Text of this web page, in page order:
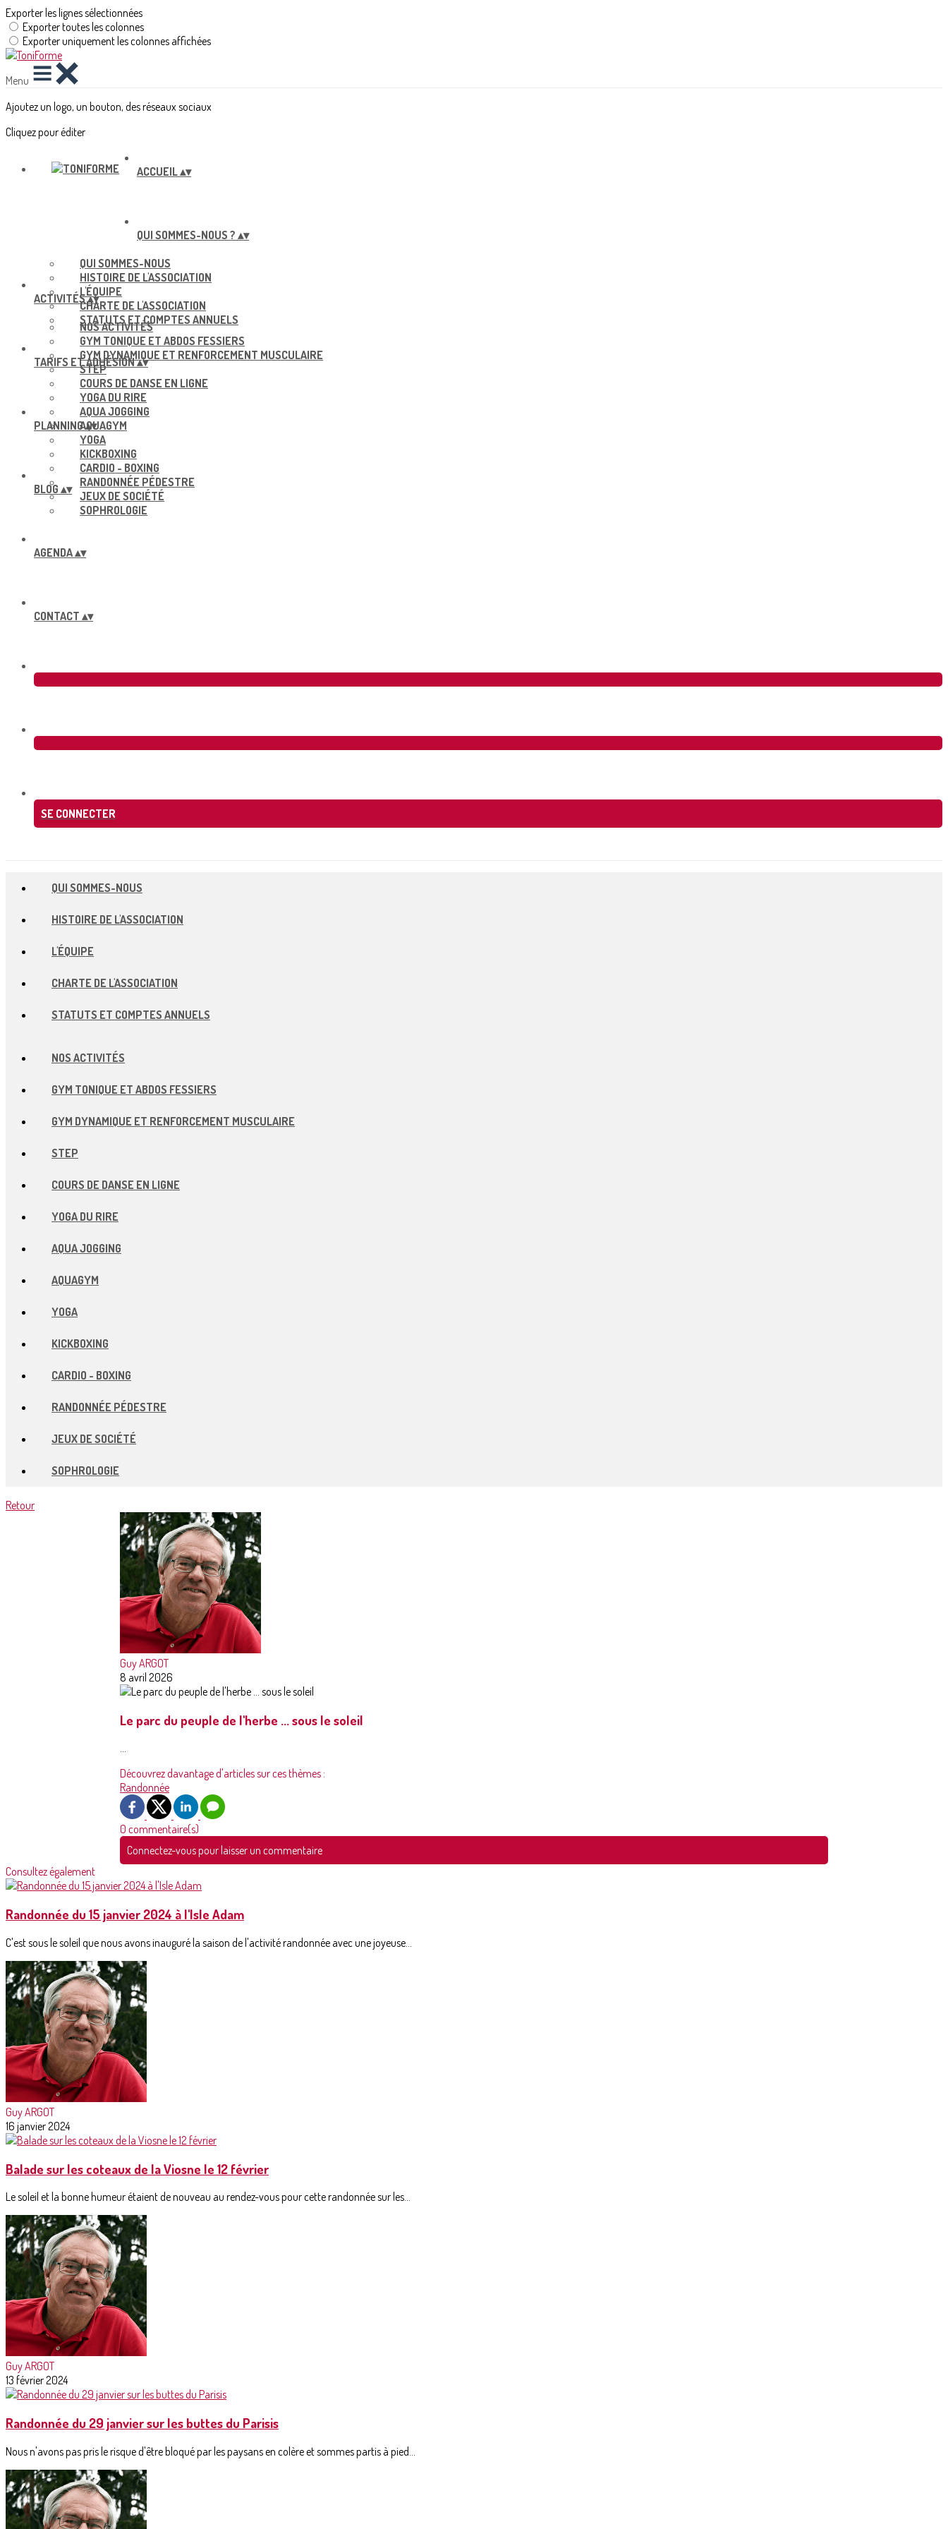
Exporter les lignes sélectionnées
Exporter toutes les colonnes
Exporter uniquement les colonnes affichées
Menu
Ajoutez un logo, un bouton, des réseaux sociaux
Cliquez pour éditer
ACCUEIL▴▾
QUI SOMMES-NOUS ? ▴▾
QUI SOMMES-NOUS
HISTOIRE DE L'ASSOCIATION
L'ÉQUIPE
CHARTE DE L'ASSOCIATION
STATUTS ET COMPTES ANNUELS
ACTIVITÉS▴▾
NOS ACTIVITÉS
GYM TONIQUE ET ABDOS FESSIERS
GYM DYNAMIQUE ET RENFORCEMENT MUSCULAIRE
STEP
COURS DE DANSE EN LIGNE
YOGA DU RIRE
AQUA JOGGING
AQUAGYM
YOGA
KICKBOXING
CARDIO - BOXING
RANDONNÉE PÉDESTRE
JEUX DE SOCIÉTÉ
SOPHROLOGIE
TARIFS ET ADHÉSION▴▾
PLANNING▴▾
BLOG ▴▾
AGENDA▴▾
CONTACT ▴▾
SE CONNECTER
QUI SOMMES-NOUS
HISTOIRE DE L'ASSOCIATION
L'ÉQUIPE
CHARTE DE L'ASSOCIATION
STATUTS ET COMPTES ANNUELS
NOS ACTIVITÉS
GYM TONIQUE ET ABDOS FESSIERS
GYM DYNAMIQUE ET RENFORCEMENT MUSCULAIRE
STEP
COURS DE DANSE EN LIGNE
YOGA DU RIRE
AQUA JOGGING
AQUAGYM
YOGA
KICKBOXING
CARDIO - BOXING
RANDONNÉE PÉDESTRE
JEUX DE SOCIÉTÉ
SOPHROLOGIE
Retour
Guy ARGOT
8 avril 2026
Le parc du peuple de l'herbe ... sous le soleil
...
Découvrez davantage d'articles sur ces thèmes :
Randonnée
0 commentaire(s)
Connectez-vous pour laisser un commentaire
Consultez également
Randonnée du 15 janvier 2024 à l'Isle Adam
C'est sous le soleil que nous avons inauguré la saison de l'activité randonnée avec une joyeuse...
Guy ARGOT
16 janvier 2024
Balade sur les coteaux de la Viosne le 12 février
Le soleil et la bonne humeur étaient de nouveau au rendez-vous pour cette randonnée sur les...
Guy ARGOT
13 février 2024
Randonnée du 29 janvier sur les buttes du Parisis
Nous n'avons pas pris le risque d'être bloqué par les paysans en colère et sommes partis à pied...